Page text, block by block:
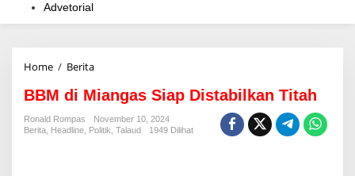
Advetorial
Home / Berita
M
i
M
BBM di Miangas Siap Distabilkan Titah
Ronald Rompas
November 10, 2024
Berita Headline Politik Talaud 1949 Dilihat